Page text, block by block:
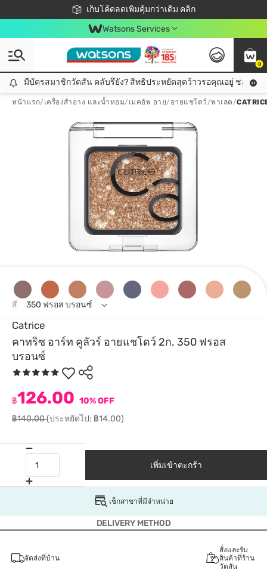
เก็บโค้ดลดเพิ่มคุ้มกว่าเดิม คลิก
ชอปออนไลน์ครั้งแรก ลดเพิ่มจุก ๆ 10%! 🎉
📦ส่งฟรี! เมื่อชอป 499฿
สมาชิกวัตสัน คลับดียังไง?
Watsons Services
0
มีบัตรสมาชิกวัตสัน คลับรึยัง? สิทธิประหยัดสุดว้าวรอคุณอยู่ ชอปคุ้มกว่าเดิม คลิก!
มีบัตรสมาชิกวัตสัน คลับรึยัง? สิทธิประหยัดสุดว้าวรอคุณอยู่ ชอปคุ้มก
หน้าแรก/ เครื่องสำอาง และน้ำหอม/ เมคอัพ อาย/ อายแชโดว์/พาเลต/
Catrice
คาทริซ อาร์ท คูลัวร์ อายแชโดว์ 2ก. 350 ฟรอส
บรอนซ์
฿126.00 10% OFF
฿140.00(ประหยัดไป: ฿14.00)
สี 350 ฟรอส บรอนซ์
เพิ่มเข้าตะกร้า
เช็กสาขาที่มีจำหน่าย
DELIVERY METHOD
จัดส่งที่บ้าน
สั่งและรับ
สินค้าที่ร้าน
วัตสัน